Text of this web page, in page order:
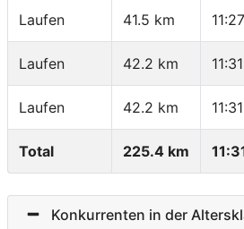
Laufen 41.5 km
Laufen 42.2 km
Laufen 42.2 km
Total 225.4 km
Konkurrenten in der